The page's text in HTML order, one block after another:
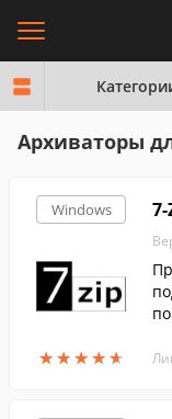
Архиваторы
Windows
★★★★★
★★★★★